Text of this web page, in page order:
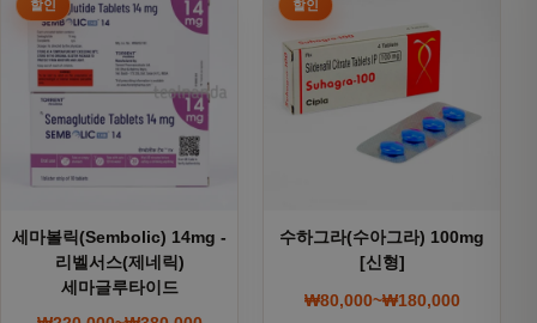
세마볼릭(Sembolic) 14mg -
리벨서스(제네릭)
세마글루타이드
수하그라(수아그라) 100mg
[신형]
₩80,000~₩180,000
가격 범위: